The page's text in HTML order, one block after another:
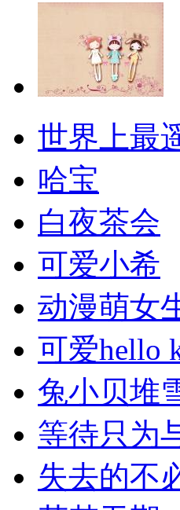
世界上最
哈宝
白夜茶会
可爱小希
动漫萌女
可爱hello
兔小贝堆
等待只为
失去的不